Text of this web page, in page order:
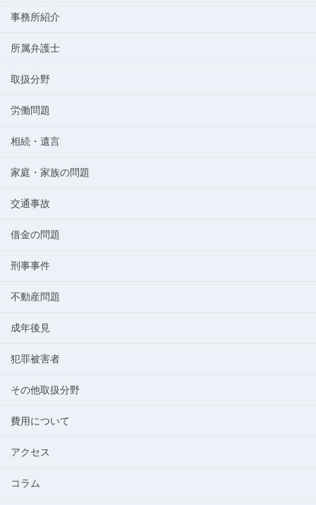
事務所紹介
所属弁護士
取扱分野
労働問題
相続・遺言
家庭・家族の問題
交通事故
借金の問題
刑事事件
不動産問題
成年後見
犯罪被害者
その他取扱分野
費用について
アクセス
コラム